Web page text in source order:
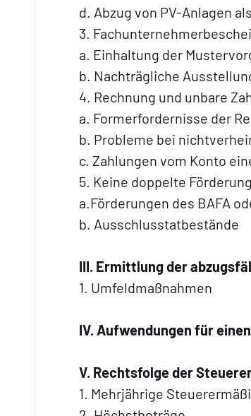
d. Abzug von PV-Anlagen
3.
a. Einhaltung der
b. Nachträgliche
4. Rechnung und unbare
a. Formerfordernisse der
b. Probleme bei
c. Zahlungen vom Konto
5. Keine doppelte Förderung
a.Förderungen des BAFA
b. Ausschlusstatbestände
III. Ermittlung der
1. Umfeldmaßnahmen
IV. Aufwendungen für
V. Rechtsfolge der
1. Mehrjährige